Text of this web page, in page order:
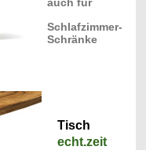
auch für
Schlafzimmer-
Schränke
Tisch
echt.zeit